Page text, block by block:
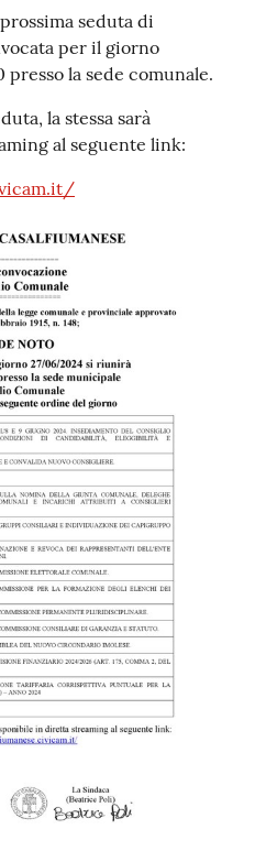
seduta di
per il giorno
la sede comunale.
la stessa sarà
al seguente link: